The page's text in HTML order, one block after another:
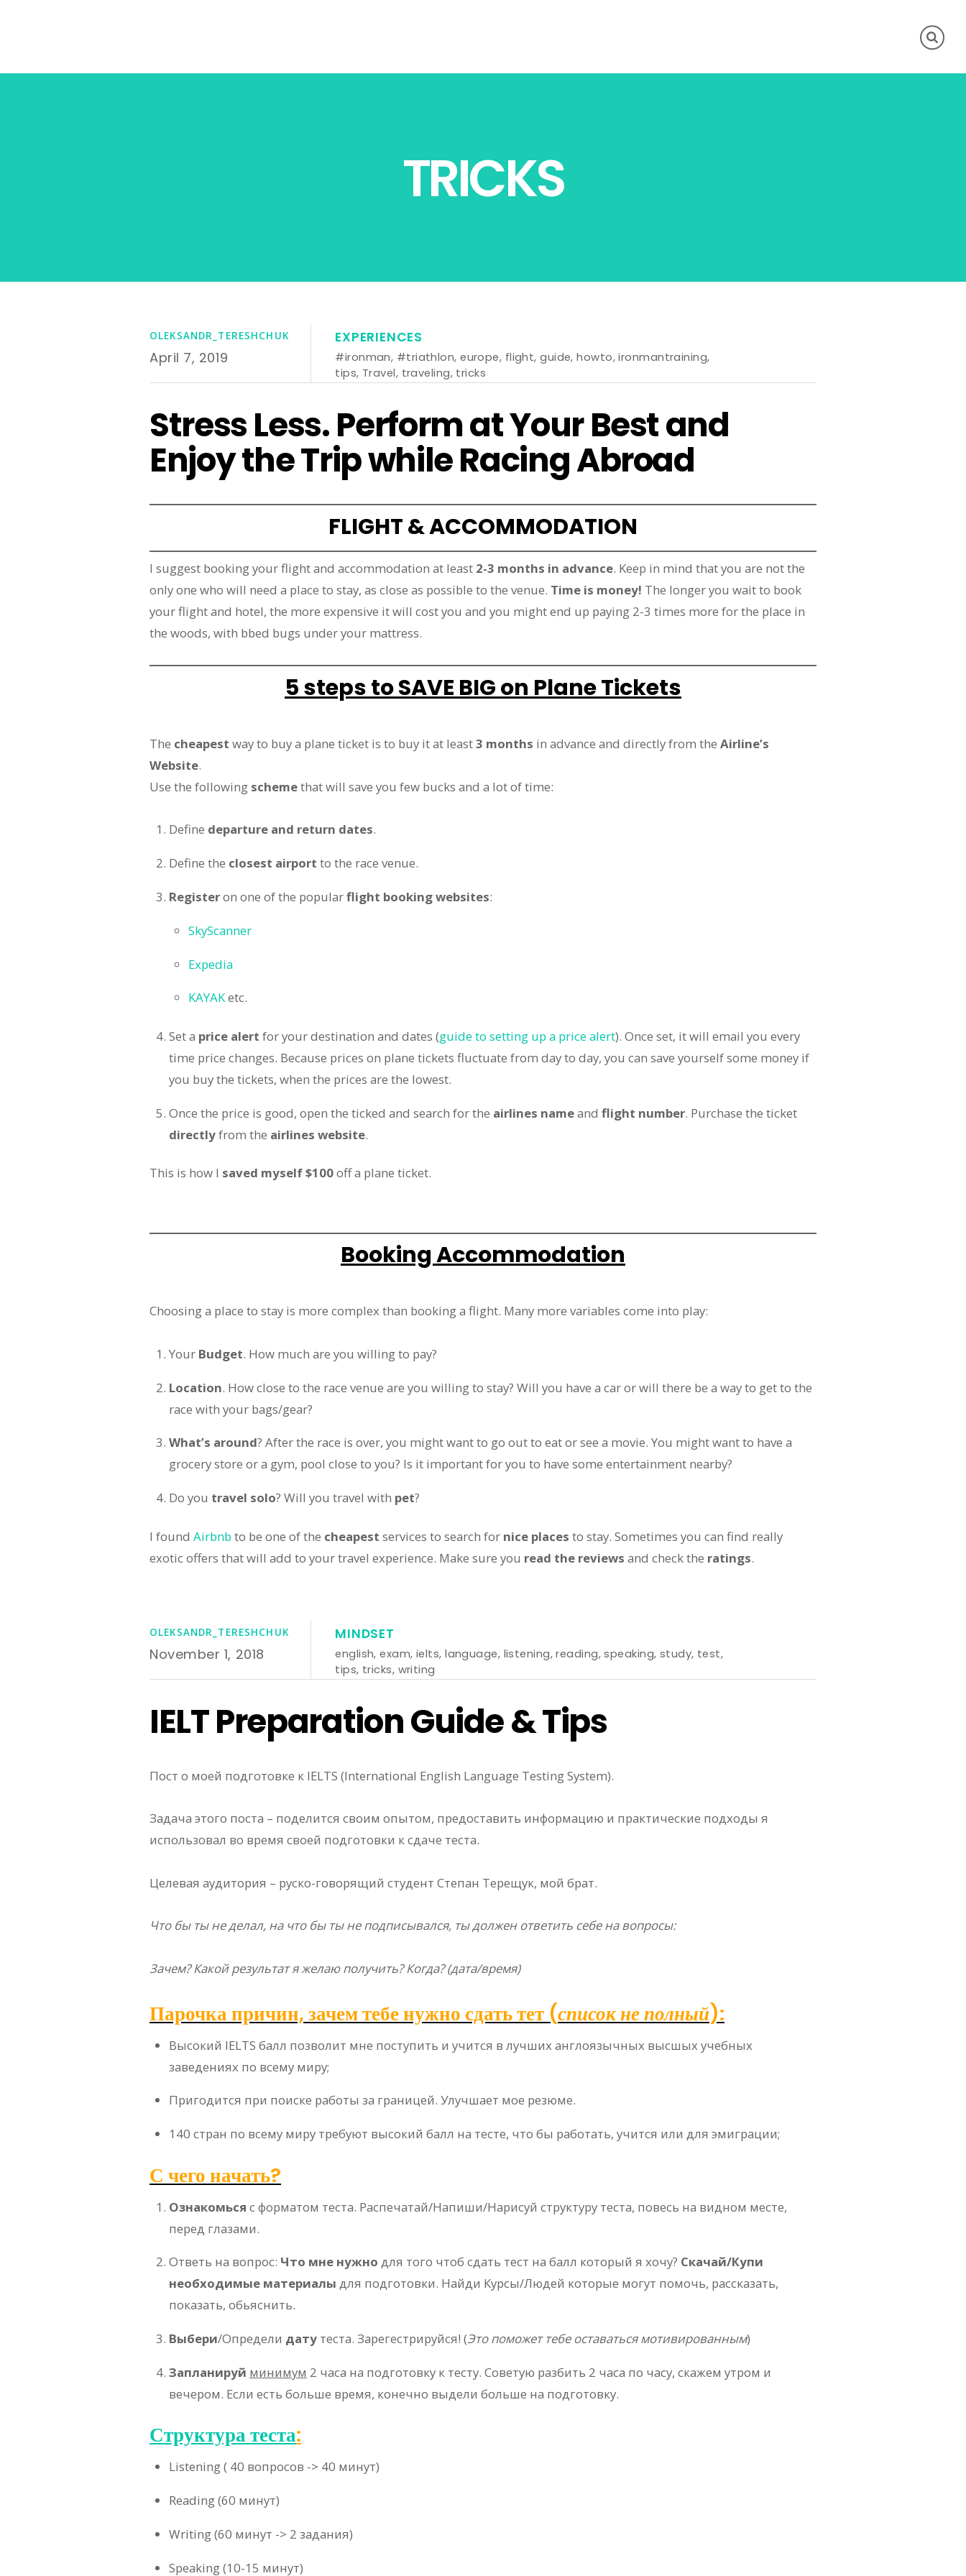
TRICKS
OLEKSANDR_TERESHCHUK
April 7, 2019
EXPERIENCES
#ironman, #triathlon,europe, flight,guide,howto,ironmantraining,
tips, Travel, traveling, tricks
Stress Less. Perform at Your Best and
Enjoy the Trip while Racing Abroad
FLIGHT & ACCOMMODATION
I suggest booking your flight and accommodation at least 2-3 months in advance. Keep in mind that you are not the
only one who will need a place to stay, as close as possible to the venue. Time is money! The longer you wait to book
your flight and hotel, the more expensive it will cost you and you might end up paying 2-3 times more for the place in
the woods, with bbed bugs under your mattress.
5 steps to SAVE BIG on Plane Tickets
The cheapest way to buy a plane ticket is to buy it at least3 months in advance and directly from the Airline’s
Website.
Use the following schemethat will save you few bucks and a lot of time:
Define departure and return dates.
Define the closest airport to the race venue.
Registeron one of the popularflight booking websites:
SkyScanner
Expedia
KAYAKetc.
Set a price alert for your destination and dates (guide to setting up a price alert). Once set, it will email you every
time price changes. Because prices on plane tickets fluctuate from day to day, you can save yourself some money if
you buy the tickets, when the prices are the lowest.
Once the price is good, open the ticked and search for the airlines nameand flight number. Purchase the ticket
directlyfrom the airlines website.
This is how I saved myself $100off a plane ticket.
Booking Accommodation
Choosing a place to stay is more complex than booking a flight. Many more variables come into play:
Your Budget. How much are you willing to pay?
Location. How close to the race venue are you willing to stay? Will you have a car or will there be a way to get to the
race with your bags/gear?
What’s around? After the race is over, you might want to go out to eat or see a movie. You might want to have a
grocery store or a gym, pool close to you? Is it important for you to have some entertainment nearby?
Do you travel solo? Will you travel with pet?
I found Airbnb to be one of the cheapest services to search for nice places to stay. Sometimes you can find really
exotic offers that will add to your travel experience. Make sure you read the reviews and check the ratings.
OLEKSANDR_TERESHCHUK
November 1, 2018
MINDSET
english,exam, ielts,language, listening,reading,speaking, study, test,
tips, tricks, writing
IELT Preparation Guide & Tips
Пост о моей подготовке к IELTS (International English Language Testing System).
Задача этого поста – поделится своим опытом, предоставить информацию и практические подходы я
использовал во время своей подготовки к сдаче теста.
Целевая аудитория – руско-говорящий студент Степан Терещук, мой брат.
Что бы ты не делал, на что бы ты не подписывался, ты должен ответить себе на вопросы:
Зачем? Какой результат я желаю получить? Когда? (дата/время)
Парочка причин, зачем тебе нужно сдать тет (список не полный):
Высокий IELTS балл позволит мне поступить и учится в лучших англоязычных высшых учебных
заведениях по всему миру;
Пригодится при поиске работы за границей. Улучшает мое резюме.
140 стран по всему миру требуют высокий балл на тесте, что бы работать, учится или для эмиграции;
С чего начать?
Ознакомься с форматом теста. Распечатай/Напиши/Нарисуй структуру теста, повесь на видном месте,
перед глазами.
Ответь на вопрос: Что мне нужно для того чтоб сдать тест на балл который я хочу? Скачай/Купи
необходимые материалы для подготовки. Найди Курсы/Людей которые могут помочь, рассказать,
показать, обьяснить.
Выбери/Определи датутеста. Зарегестрируйся! (Это поможет тебе оставаться мотивированным)
Запланируй минимум 2 часа на подготовку к тесту. Советую разбить 2 часа по часу, скажем утром и
вечером. Если есть больше время, конечно выдели больше на подготовку.
Структура теста:
Listening ( 40 вопросов -> 40 минут)
Reading (60 минут)
Writing (60 минут -> 2 задания)
Speaking (10-15 минут)